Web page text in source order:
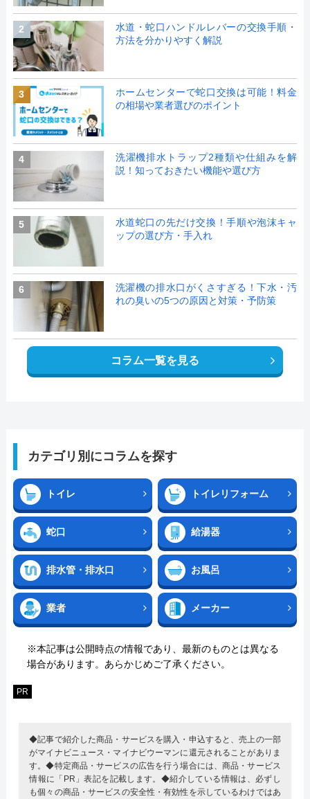
2
水道・蛇口ハンドルレバーの交換手順・
方法を分かりやすく解説
3
ホームセンターで蛇口交換は可能！料金
の相場や業者選びのポイント
4
洗濯機排水トラップ2種類や仕組みを解
説！知っておきたい機能や選び方
5
水道蛇口の先だけ交換！手順や泡沫キャ
ップの選び方・手入れ
6
洗濯機の排水口がくさすぎる！下水・汚
れの臭いの5つの原因と対策・予防策
コラム一覧を見る
カテゴリ別にコラムを探す
トイレ トイレリフォーム
蛇口 給湯器
排水管・排水口 お風呂
業者 メーカー
※本記事は公開時点の情報であり、最新のものとは異なる
場合があります。あらかじめご了承ください。
PR
◆記事で紹介した商品・サービスを購入・申込すると、売上の一部
がマイナビニュース・マイナビウーマンに還元されることがありま
す。◆特定商品・サービスの広告を行う場合には、商品・サービス
情報に「PR」表記を記載します。◆紹介している情報は、必ずし
も個々の商品・サービスの安全性・有効性を示しているわけではあ